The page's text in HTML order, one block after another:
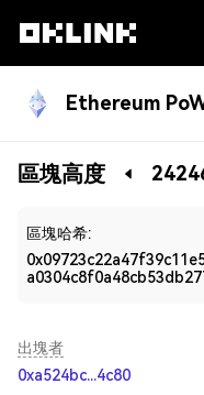
Ethereum
區塊鏈
區塊高度
區塊哈希:
出塊者
0xa524bc...4c80